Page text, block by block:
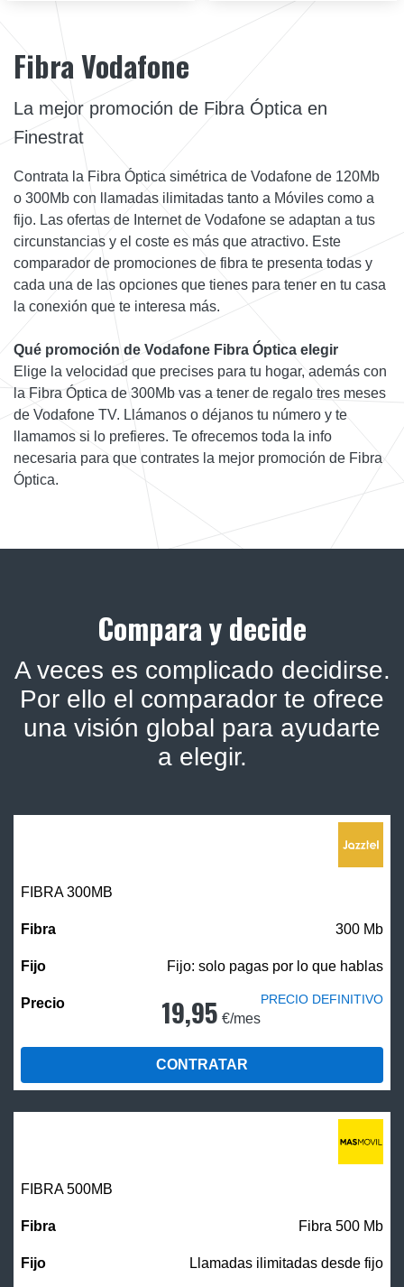
Fibra Vodafone
La mejor promoción de Fibra Óptica en
Finestrat
Contrata la Fibra Óptica simétrica de Vodafone de 120Mb
o 300Mb con llamadas ilimitadas tanto a Móviles como a
fijo. Las ofertas de Internet de Vodafone se adaptan a tus
circunstancias y el coste es más que atractivo. Este
comparador de promociones de fibra te presenta todas y
cada una de las opciones que tienes para tener en tu casa
la conexión que te interesa más.
Qué promoción de Vodafone Fibra Óptica elegir
Elige la velocidad que precises para tu hogar, además con
la Fibra Óptica de 300Mb vas a tener de regalo tres meses
de Vodafone TV. Llámanos o déjanos tu número y te
llamamos si lo prefieres. Te ofrecemos toda la info
necesaria para que contrates la mejor promoción de Fibra
Óptica.
Compara y decide
A veces es complicado decidirse.
Por ello el comparador te ofrece
una visión global para ayudarte
a elegir.
FIBRA 300MB
300 Mb
Fijo: solo pagas por lo que hablas
19,95 €/mes
PRECIO DEFINITIVO
CONTRATAR
FIBRA500MB
Fibra 500 Mb
Llamadas ilimitadas desde fijo